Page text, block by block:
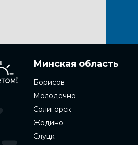
Минская область
Борисов
Молодечно
Солигорск
Жодино
Слуцк